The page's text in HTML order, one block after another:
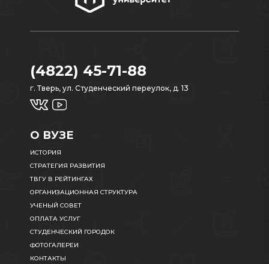
(4822) 45-71-88
г. Тверь, ул. Студенческий переулок, д. 13
О ВУЗЕ
ИСТОРИЯ
СТРАТЕГИЯ РАЗВИТИЯ
ТВГУ В РЕЙТИНГАХ
ОРГАНИЗАЦИОННАЯ СТРУКТУРА
УЧЕНЫЙ СОВЕТ
ОПЛАТА УСЛУГ
СТУДЕНЧЕСКИЙ ГОРОДОК
ФОТОГАЛЕРЕИ
КОНТАКТЫ